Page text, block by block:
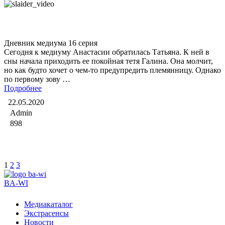
Дневник медиума 16 серия
Сегодня к медиуму Анастасии обратилась Татьяна. К ней в
сны начала приходить ее покойная тетя Галина. Она молчит,
но как будто хочет о чем-то предупредить племянницу. Однако
по первому зову …
Подробнее
22.05.2020
Admin
898
1 2 3
BA-WI
Медиакаталог
Экстрасенсы
Новости